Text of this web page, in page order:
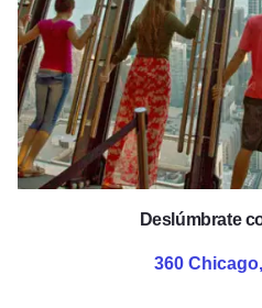
Deslúmbrate
360